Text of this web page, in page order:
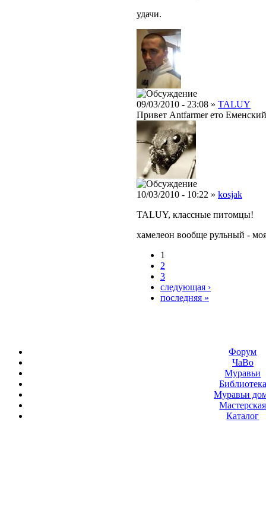
удачи.
09/03/2010 - 23:08 » TALUY
Привет Antfarmer ето
10/03/2010 - 10:22 » kosjak
TALUY, классные питомцы!
хамелеон вообще рульный -
1
2
3
следующая ›
последняя »
Форум
ЧаВо
Муравьи
Библиотека
Муравьи
Мастерская
Каталог